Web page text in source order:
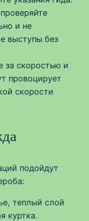
и не
выступы без
за скоростью и
провоцирует
скорости
подойдут
теплый слой
куртка.